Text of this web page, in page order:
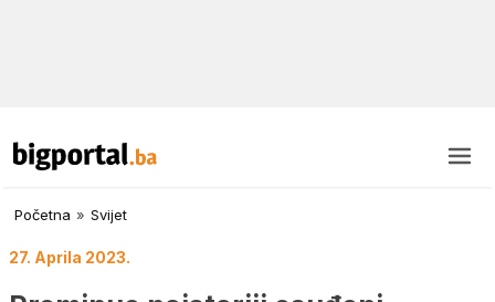
Početna » Svijet
27. Aprila 2023.